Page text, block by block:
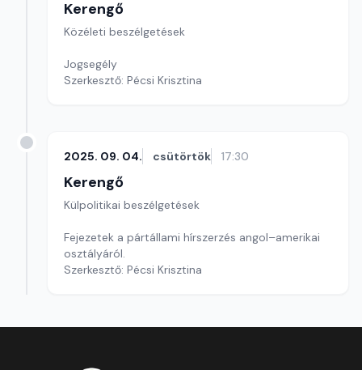
Kerengő
Közéleti beszélgetések
Jogsegély
Szerkesztő: Pécsi Krisztina
2025. 09. 04. csütörtök 17:30
Kerengő
Külpolitikai beszélgetések
Fejezetek a pártállami hírszerzés angol–amerikai
osztályáról.
Szerkesztő: Pécsi Krisztina